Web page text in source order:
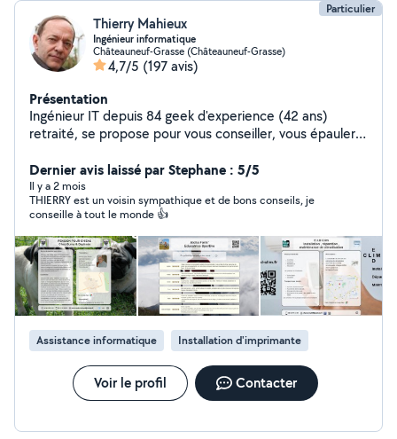
Particulier
Thierry Mahieux
Ingénieur informatique
Châteauneuf-Grasse (Châteauneuf-Grasse)
4,7/5 (197 avis)
Présentation
Ingénieur IT depuis 84 geek d'experience (42 ans)
retraité, se propose pour vous conseiller, vous épauler ,
réseau domestique .Bref vous aider dans toutes les
matières technologiques : informatique , télé
connectée, wifi cpl réseau domestique imprimantes,
smartphone, sites web , fiche Google business (depuis
94 soit 32 ans), prodigue également un cours de
vulgarisation de l'informatique en 10h adaptable à tout
niveau
Dernier avis laissé par Stephane : 5/5
Il y a 2 mois
THIERRY est un voisin sympathique et de bons conseils, je
conseille à tout le monde 👍
Assistance informatique Installation d'imprimante
Voir le profil Contacter